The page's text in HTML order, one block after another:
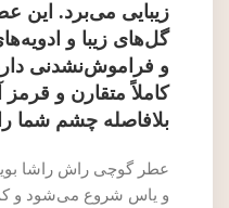
زیبایی می‌برد. این
گل‌های زیبا و
و فراموش‌نشدنی
کاملاً متقارن و
بلافاصله چشم شما
عطر گوچی راش راشا بویا
و یاس شروع می‌شود و